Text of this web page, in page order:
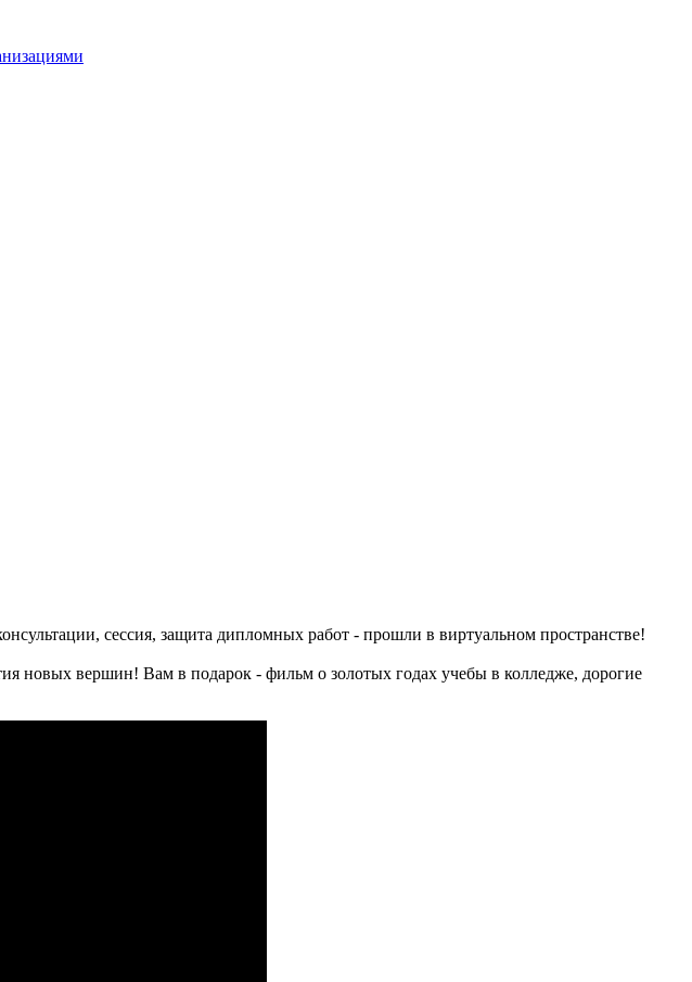
сессия, защита дипломных работ - прошли в виртуальном пространстве!
новых вершин! Вам в подарок - фильм о золотых годах учебы в колледже, дорогие